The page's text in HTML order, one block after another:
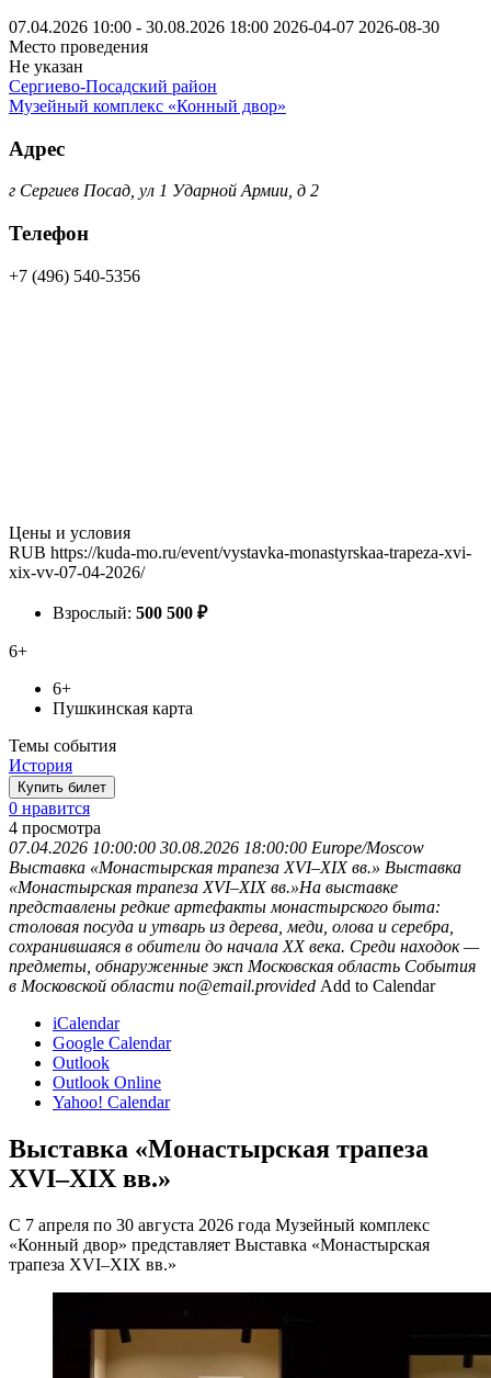
07.04.2026 10:00 - 30.08.2026 18:00 2026-04-07 2026-08-30
Место проведения
Не указан
Сергиево-Посадский район
Музейный комплекс «Конный двор»
Адрес
г Сергиев Посад, ул 1 Ударной Армии, д 2
Телефон
+7 (496) 540-5356
Цены и условия
RUB https://kuda-mo.ru/event/vystavka-monastyrskaa-trapeza-xvi-
xix-vv-07-04-2026/
Взрослый: 500 500 ₽
6+
6+
Пушкинская карта
Темы события
История
Купить билет
0 нравится
4 просмотра
07.04.2026 10:00:00 30.08.2026 18:00:00 Europe/Moscow
Выставка «Монастырская трапеза XVI–XIX вв.» Выставка
«Монастырская трапеза XVI–XIX вв.»На выставке
представлены редкие артефакты монастырского быта:
столовая посуда и утварь из дерева, меди, олова и серебра,
сохранившаяся в обители до начала XX века. Среди находок —
предметы, обнаруженные эксп Московская область События
в Московской области no@email.provided Add to Calendar
iCalendar
Google Calendar
Outlook
Outlook Online
Yahoo! Calendar
Выставка «Монастырская трапеза
XVI–XIX вв.»
С 7 апреля по 30 августа 2026 года Музейный комплекс
«Конный двор» представляет Выставка «Монастырская
трапеза XVI–XIX вв.»